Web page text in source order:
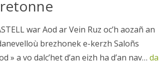
war Aod ar Vein Ruz oc’h aozañ an
brezhonek e-kerzh Saloñs
» a vo dalc’het d’an eizh ha d’an nav… da